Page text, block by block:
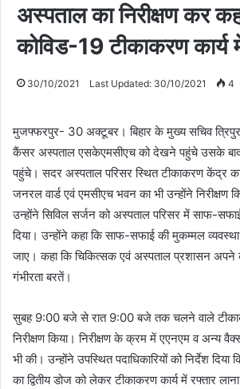
अस्पताल का निरीक्षण कर
कोविड-19 टीकाकरण कार्य
30/10/2021 Last Updated: 30/10/2021 4
मुजफ्फरपुर- 30 अक्टूबर। बिहार के मुख्य सचिव
कैंसर अस्पताल एसकेएमसीएच को देखने पहुंचे उसके
पहुंचे। सदर अस्पताल परिसर स्थित टीकाकरण केंद्र का
जनरल वार्ड एवं एमसीएच भवन का भी उन्होंने निरीक्षण
उन्होंने सिविल सर्जन को अस्पताल परिसर में साफ-
दिया। उन्होंने कहा कि साफ-सफाई की मुकम्मल
जाए। कहा कि चिकित्सक एवं अस्पताल प्रशासन अपने
गंभीरता बरतें।
सुबह 9:00 बजे से रात 9:00 बजे तक चलने वाले
निरीक्षण किया। निरीक्षण के क्रम में एएनएम व अन्य
भी की। उन्होंने उपस्थित पदाधिकारियों को निर्देश
का द्वितीय डोज को लेकर टीकाकरण कार्य में रफ्तार